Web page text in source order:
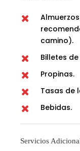
camino).
Billetes
Propinas.
Tasas de
Bebidas.
Servicios